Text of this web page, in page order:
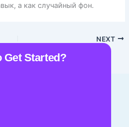
а как случайный фон.
NEXT
Get Started?